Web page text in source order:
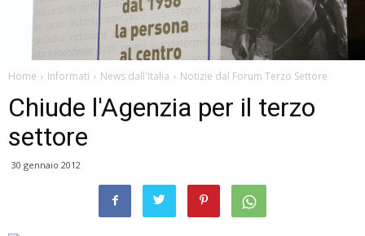
Home Informati News dall'Italia Notizie dal Forum Terzo Settore
Chiude l'Agenzia per il terzo
settore
30 gennaio 2012